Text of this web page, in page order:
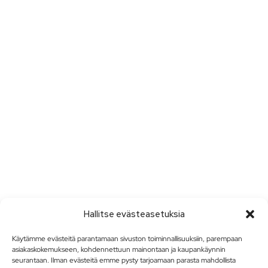
Hallitse evästeasetuksia
Käytämme evästeitä parantamaan sivuston toiminnallisuuksiin, parempaan
asiakaskokemukseen, kohdennettuun mainontaan ja kaupankäynnin
seurantaan. Ilman evästeitä emme pysty tarjoamaan parasta mahdollista